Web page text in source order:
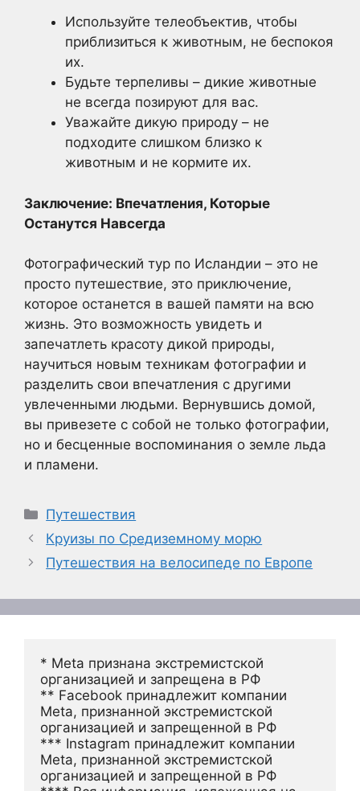
Используйте телеобъектив, чтобы
приблизиться к животным, не беспокоя
их.
Будьте терпеливы – дикие животные
не всегда позируют для вас.
Уважайте дикую природу – не
подходите слишком близко к
животным и не кормите их.
Заключение: Впечатления, Которые
Останутся Навсегда
Фотографический тур по Исландии – это не
просто путешествие, это приключение,
которое останется в вашей памяти на всю
жизнь. Это возможность увидеть и
запечатлеть красоту дикой природы,
научиться новым техникам фотографии и
разделить свои впечатления с другими
увлеченными людьми. Вернувшись домой,
вы привезете с собой не только фотографии,
но и бесценные воспоминания о земле льда
и пламени.
Рубрики
Путешествия
Круизы по Средиземному морю
Путешествия на велосипеде по Европе
* Meta признана экстремистской
организацией и запрещена в РФ
** Facebook принадлежит компании
Meta, признанной экстремистской
организацией и запрещенной в РФ
*** Instagram принадлежит компании
Meta, признанной экстремистской
организацией и запрещенной в РФ